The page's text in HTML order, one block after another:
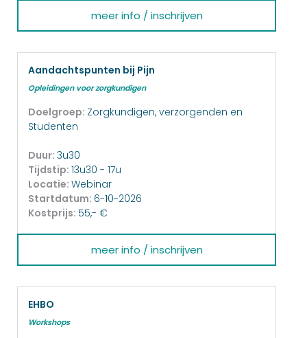
meer info / inschrijven
Aandachtspunten bij Pijn
Opleidingen voor zorgkundigen
Doelgroep: Zorgkundigen, verzorgenden en
Studenten
Duur: 3u30
Tijdstip: 13u30 - 17u
Locatie: Webinar
Startdatum: 6-10-2026
Kostprijs: 55,- €
meer info / inschrijven
EHBO
Workshops